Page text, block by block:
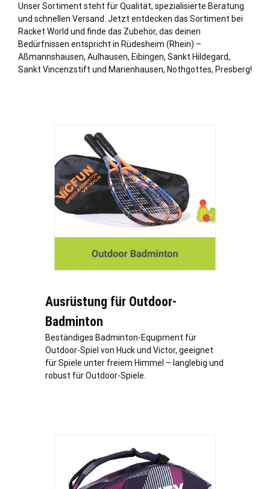
Unser Sortiment steht für Qualität, spezialisierte Beratung
und schnellen Versand. Jetzt entdecken das Sortiment bei
Racket World und finde das Zubehör, das deinen
Bedürfnissen entspricht in Rüdesheim (Rhein) –
Aßmannshausen, Aulhausen, Eibingen, Sankt Hildegard,
Sankt Vincenzstift und Marienhausen, Nothgottes, Presberg!
Ausrüstung für Outdoor-
Badminton
Beständiges Badminton-Equipment für
Outdoor-Spiel von Huck und Victor, geeignet
für Spiele unter freiem Himmel – langlebig und
robust für Outdoor-Spiele.